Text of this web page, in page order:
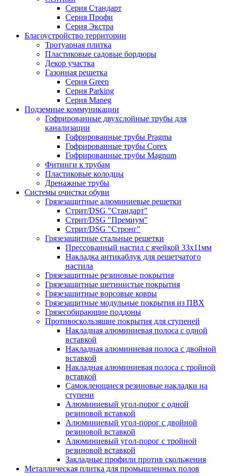
Серия Стандарт
Серия Профи
Серия Экстра
Благоустройство территории
Тротуарная плитка
Пластиковые садовые бордюры
Декор участка
Газонная решетка
Серия Green
Серия Parking
Серия Maneg
Подземные коммуникации
Гофрированные двухслойные трубы для
канализации
Гофрированные трубы Pragma
Гофрированные трубы Corex
Гофрированные трубы Magnum
Фитинги к трубам
Пластиковые колодцы
Дренажные трубы
Системы очистки обуви
Грязезащитные алюминиевые решетки
Стрит/DSG "Стандарт"
Стрит/DSG "Премиум"
Стрит/DSG "Стронг"
Грязезащитные стальные решетки
Прессованный настил с ячейкой 33х11мм
Накладка антикаблук для решетчатого
настила
Грязезащитные резиновые покрытия
Грязезащитные щетинистые покрытия
Грязезащитные ворсовые ковры
Грязезащитные модульные покрытия из ПВХ
Грязесобирающие поддоны
Противоскользящие покрытия для ступеней
Накладная алюминиевая полоса с одной
вставкой
Накладная алюминиевая полоса с двойной
вставкой
Накладная алюминиевая полоса с тройной
вставкой
Самоклеющиеся резиновые накладки на
ступени
Алюминиевый угол-порог с одной
резиновой вставкой
Алюминиевый угол-порог с двойной
резиновой вставкой
Алюминиевый угол-порог с тройной
резиновой вставкой
Закладные профили против скольжения
Металлическая плитка для промышленных полов